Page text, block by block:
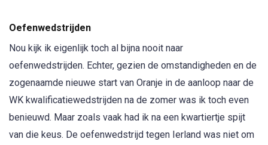
Oefenwedstrijden
Nou kijk ik eigenlijk toch al bijna nooit naar
oefenwedstrijden. Echter, gezien de omstandigheden en de
zogenaamde nieuwe start van Oranje in de aanloop naar de
WK kwalificatiewedstrijden na de zomer was ik toch even
benieuwd. Maar zoals vaak had ik na een kwartiertje spijt
van die keus. De oefenwedstrijd tegen Ierland was niet om